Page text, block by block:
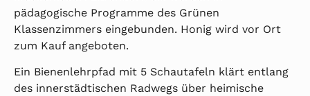
pädagogische Programme des Grünen
Klassenzimmers eingebunden. Honig wird vor Ort
zum Kauf angeboten.
Ein Bienenlehrpfad mit 5 Schautafeln klärt entlang
des innerstädtischen Radwegs über heimische